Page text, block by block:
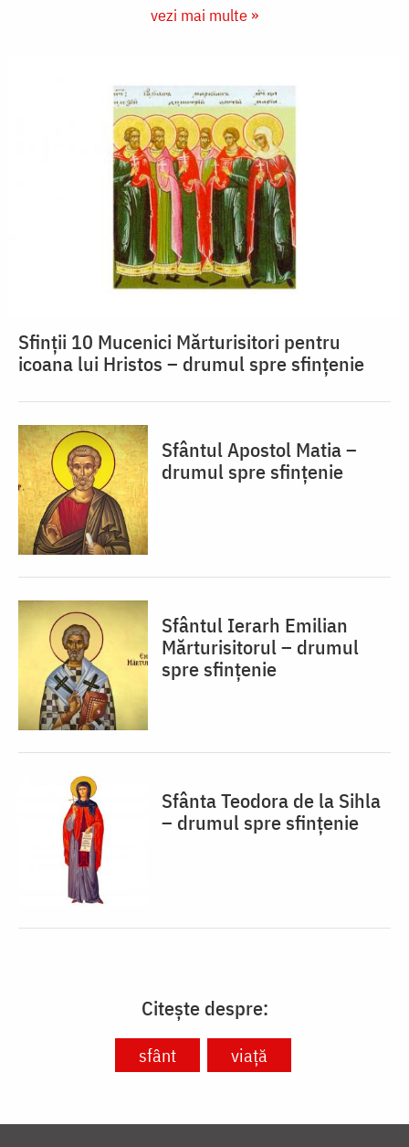
vezi mai multe »
Sfinții 10 Mucenici Mărturisitori pentru
icoana lui Hristos – drumul spre sfințenie
Sfântul Apostol Matia –
drumul spre sfințenie
Sfântul Ierarh Emilian
Mărturisitorul – drumul
spre sfințenie
Sfânta Teodora de la Sihla
– drumul spre sfințenie
Citește despre:
sfânt viață